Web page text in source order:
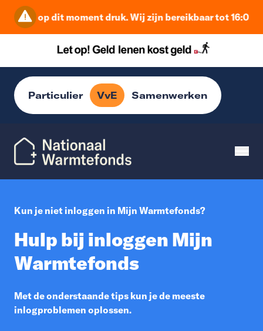
is op dit moment druk. Wij zijn bereikbaar tot 16:00
Particulier VvE Samenwerken
Kun je niet inloggen in Mijn Warmtefonds?
Hulp bij inloggen Mijn
Warmtefonds
Met de onderstaande tips kun je de meeste
inlogproblemen oplossen.